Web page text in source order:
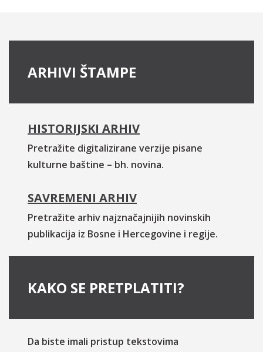
ARHIVI ŠTAMPE
HISTORIJSKI ARHIV
Pretražite digitalizirane verzije pisane
kulturne baštine – bh. novina.
SAVREMENI ARHIV
Pretražite arhiv najznačajnijih novinskih
publikacija iz Bosne i Hercegovine i regije.
KAKO SE PRETPLATITI?
Da biste imali pristup tekstovima